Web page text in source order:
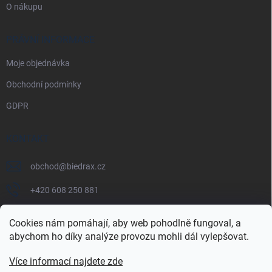
Cookies nám pomáhají, aby web pohodlně fungoval, a
abychom ho díky analýze provozu mohli dál vylepšovat.
Více informací najdete zde
O nákupu
PRÁVNÍ INFORMACE
Moje objednávka
Obchodní podmínky
GDPR
KONTAKT
obchod@biedrax.cz
+420 608 250 881